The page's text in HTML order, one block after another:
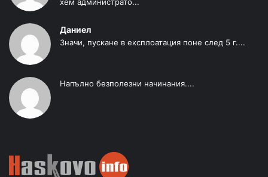
Даниел
Значи, пускане в експлоатация поне след 5 г....
Напълно безполезни начинания....